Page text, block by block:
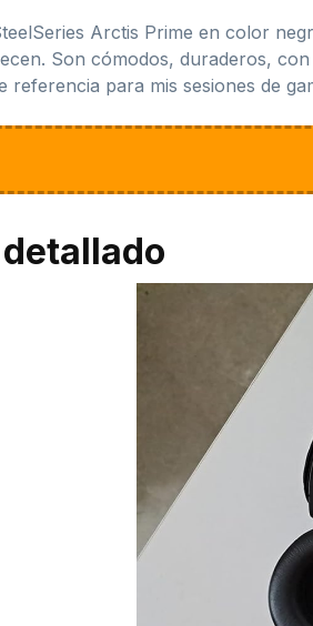
Arctis Prime en color
Son cómodos, duraderos,
referencia para mis sesiones de